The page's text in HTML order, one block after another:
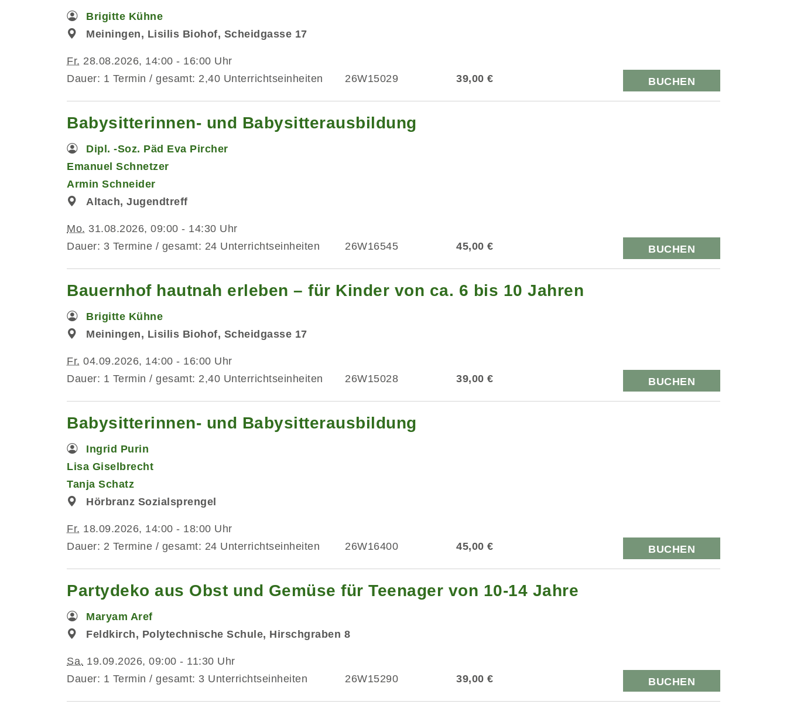
Brigitte Kühne
Meiningen, Lisilis Biohof, Scheidgasse 17
Fr. 28.08.2026, 14:00 - 16:00 Uhr
Dauer: 1 Termin / gesamt: 2,40 Unterrichtseinheiten
26W15029 39,00 € BUCHEN
Babysitterinnen- und Babysitterausbildung
Dipl. -Soz. Päd Eva Pircher
Emanuel Schnetzer
Armin Schneider
Altach, Jugendtreff
Mo. 31.08.2026, 09:00 - 14:30 Uhr
Dauer: 3 Termine / gesamt: 24 Unterrichtseinheiten
26W16545 45,00 € BUCHEN
Bauernhof hautnah erleben – für Kinder von ca. 6 bis 10 Jahren
Brigitte Kühne
Meiningen, Lisilis Biohof, Scheidgasse 17
Fr. 04.09.2026, 14:00 - 16:00 Uhr
Dauer: 1 Termin / gesamt: 2,40 Unterrichtseinheiten
26W15028 39,00 € BUCHEN
Babysitterinnen- und Babysitterausbildung
Ingrid Purin
Lisa Giselbrecht
Tanja Schatz
Hörbranz Sozialsprengel
Fr. 18.09.2026, 14:00 - 18:00 Uhr
Dauer: 2 Termine / gesamt: 24 Unterrichtseinheiten
26W16400 45,00 € BUCHEN
Partydeko aus Obst und Gemüse für Teenager von 10-14 Jahre
Maryam Aref
Feldkirch, Polytechnische Schule, Hirschgraben 8
Sa. 19.09.2026, 09:00 - 11:30 Uhr
Dauer: 1 Termin / gesamt: 3 Unterrichtseinheiten
26W15290 39,00 € BUCHEN